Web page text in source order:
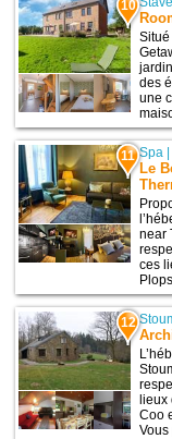
10
des
une
11 Spa |
Le
near
ces
12
lieux
Coo